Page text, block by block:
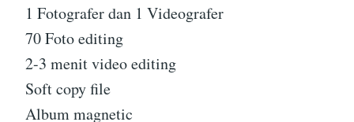
1 Fotografer dan 1 Videografer
70 Foto editing
2-3 menit video editing
Soft copy file
Album magnetic